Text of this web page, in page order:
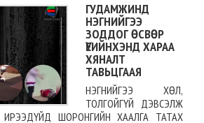
ГУДАМЖИНД
НЭГНИЙГЭЭ
ЗОДДОГ ӨСВӨР
ҮЕИЙНХЭНД ХАРАА
ХЯНАЛТ
ТАВЬЦГААЯ
НЭГНИЙГЭЭ ХӨЛ,
ТОЛГОЙГҮЙ ДЭВСЭЛЖ
ШОРОНГИЙН ХААЛГА ТАТАХ